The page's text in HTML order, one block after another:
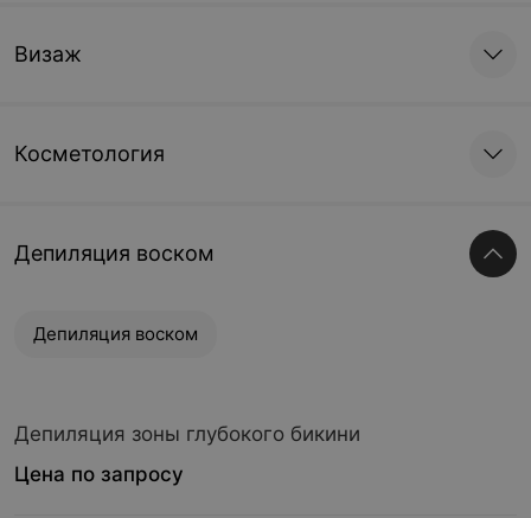
Визаж
Косметология
Депиляция воском
Депиляция воском
Депиляция зоны глубокого бикини
Цена по запросу